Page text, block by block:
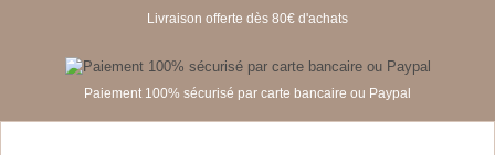
Livraison offerte dès 80€ d'achats
Paiement 100% sécurisé par carte bancaire ou Paypal